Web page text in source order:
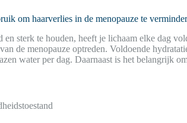
om haarverlies in de menopauze te
en sterk te houden, heeft je lichaam elke dag
de menopauze optreden. Voldoende
water per dag. Daarnaast is het belangrijk